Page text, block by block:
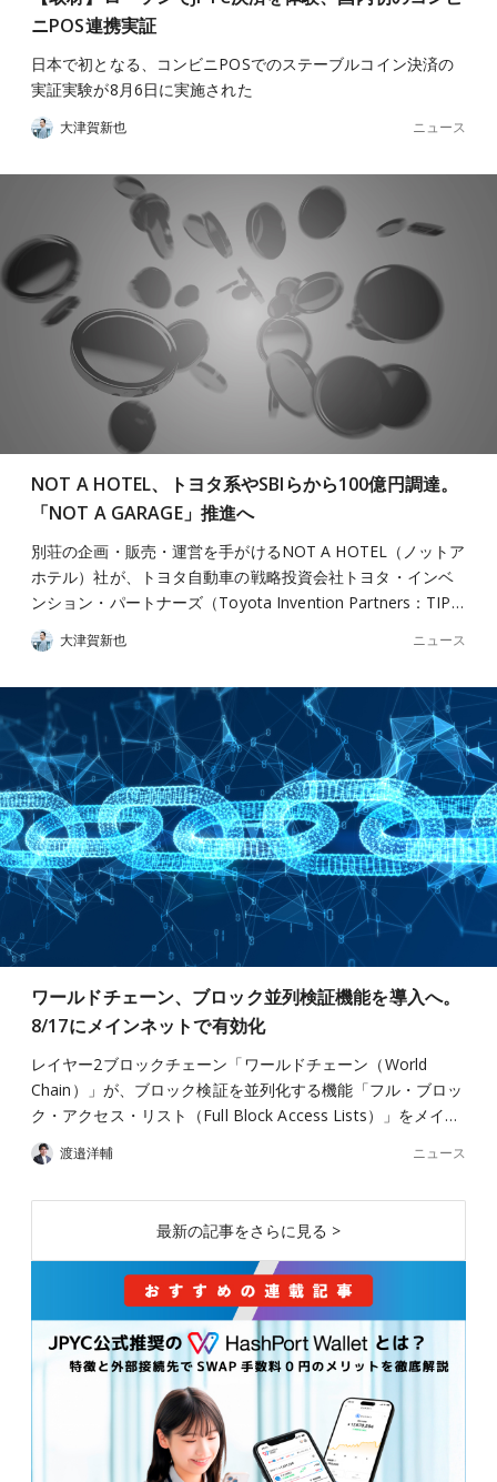
ニPOS連携実証
日本で初となる、コンビニPOSでのステーブルコイン決済の
実証実験が8月6日に実施された
大津賀新也 ニュース
NOT A HOTEL、トヨタ系やSBIらから100億円調達。
「NOT A GARAGE」推進へ
別荘の企画・販売・運営を手がけるNOT A HOTEL（ノットア
ホテル）社が、トヨタ自動車の戦略投資会社トヨタ・インベ
ンション・パートナーズ（Toyota Invention Partners：TIP…
大津賀新也 ニュース
ワールドチェーン、ブロック並列検証機能を導入へ。
8/17にメインネットで有効化
レイヤー2ブロックチェーン「ワールドチェーン（World
Chain）」が、ブロック検証を並列化する機能「フル・ブロッ
ク・アクセス・リスト（Full Block Access Lists）」をメイ…
渡邉洋輔 ニュース
最新の記事をさらに見る >